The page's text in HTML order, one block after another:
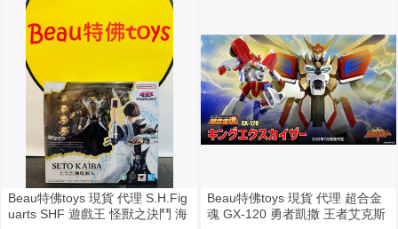
Beau特佛toys 現貨 代理 S.H.Fig
uarts SHF 遊戲王 怪獸之決鬥 海
Beau特佛toys 現貨 代理 超合金
魂 GX-120 勇者凱撒 王者艾克斯